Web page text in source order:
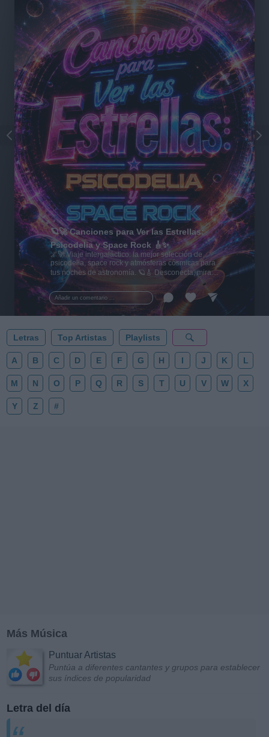
Añadir un comentario ...
🪐🚀 Canciones para Ver las Estrellas:
Psicodelia y Space Rock 🎸✨
🌌🚀 Viaje intergaláctico: la mejor selección de
psicodelia, space rock y atmósferas cósmicas para
tus noches de astronomía. 🪐🎸 Desconecta, mira
al firmamento y siente la gravedad cero. 💾 ¡Guarda
esta colección para tu próxima noche estrellada!
✨⭐
Letras Top Artistas Playlists
A B C D E F G H I J K L
M N O P Q R S T U V W X
Y Z #
Más Música
Puntuar Artistas
Puntúa a diferentes cantantes y grupos para establecer
sus índices de popularidad
Letra del día